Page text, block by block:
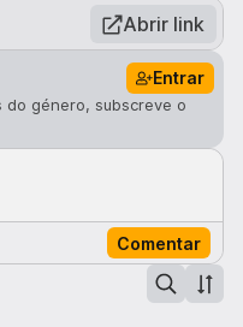
Abrir link
Entrar
do género, subscreve o
Comentar